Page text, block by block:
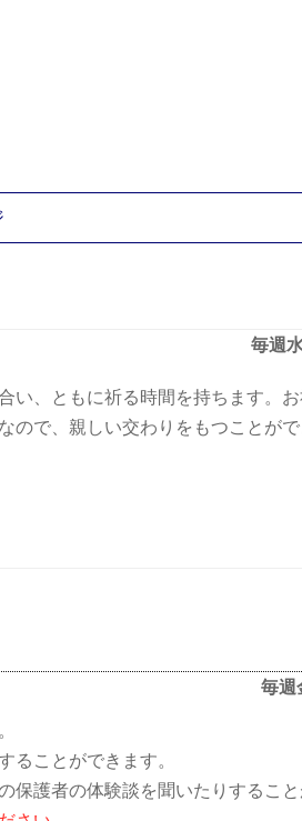
毎週
い、ともに祈る時間を持ちます。
ので、親しい交わりをもつことが
毎週
ことができます。
護者の体験談を聞いたりすること